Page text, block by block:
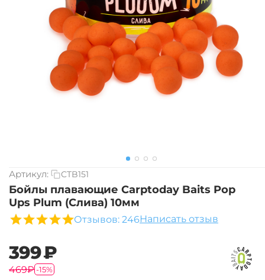
Артикул: CTB151
Бойлы плавающие Carptoday Baits Pop
Ups Plum (Слива) 10мм
Отзывов: 246Написать отзыв
‍399‍₽
‍469‍₽-15%